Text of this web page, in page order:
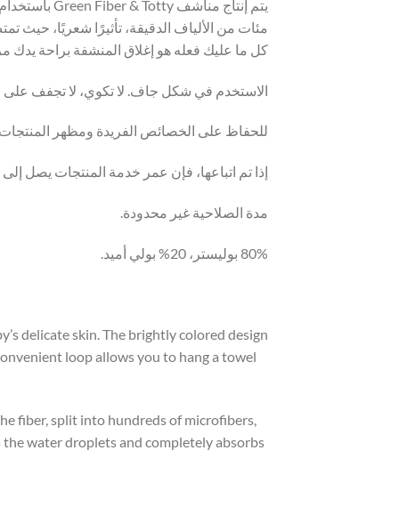
مئات من الألياف الدقيقة، تأثيرًا شعريًا،
كل ما عليك فعله هو إغلاق المنشفة براحة يدك
الاستخدم في شكل جاف. لا تكوي، لا تجفف على
للحفاظ على الخصائص الفريدة ومظهر
إذا تم اتباعها، فإن عمر خدمة المنتجات يصل
مدة الصلاحية غير محدودة.
80% بوليستر، 20% بولي أميد.
delicate skin. The brightly colored design
loop allows you to hang a towel
fiber, split into hundreds of microfibers,
water droplets and completely absorbs